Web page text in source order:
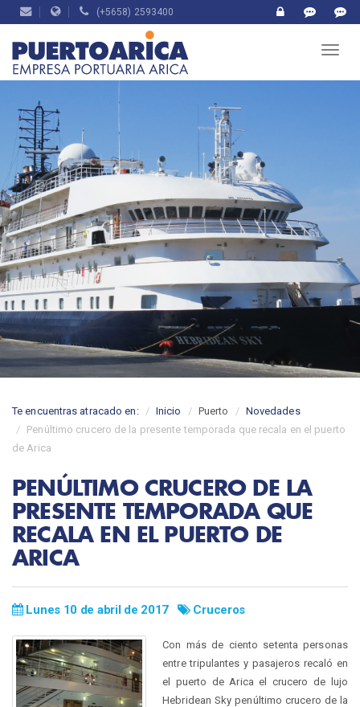
(+5658) 2593400
Te encuentras atracado en: Inicio Puerto
Novedades
Penúltimo crucero de la presente temporada que recala en el puerto
de Arica
PENÚLTIMO CRUCERO DE LA
PRESENTE TEMPORADA QUE
RECALA EN EL PUERTO DE
ARICA
Lunes 10 de abril de 2017 Cruceros
Con más de ciento setenta personas
entre tripulantes y pasajeros recaló en
el puerto de Arica el crucero de lujo
Hebridean Sky penúltimo crucero de la